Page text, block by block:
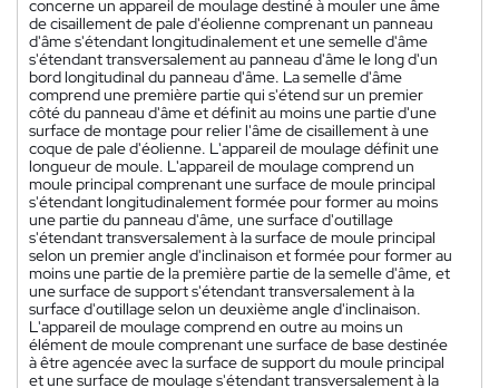
concerne un appareil de moulage destiné à mouler une âme
de cisaillement de pale d'éolienne comprenant un panneau
d'âme s'étendant longitudinalement et une semelle d'âme
s'étendant transversalement au panneau d'âme le long d'un
bord longitudinal du panneau d'âme. La semelle d'âme
comprend une première partie qui s'étend sur un premier
côté du panneau d'âme et définit au moins une partie d'une
surface de montage pour relier l'âme de cisaillement à une
coque de pale d'éolienne. L'appareil de moulage définit une
longueur de moule. L'appareil de moulage comprend un
moule principal comprenant une surface de moule principal
s'étendant longitudinalement formée pour former au moins
une partie du panneau d'âme, une surface d'outillage
s'étendant transversalement à la surface de moule principal
selon un premier angle d'inclinaison et formée pour former au
moins une partie de la première partie de la semelle d'âme, et
une surface de support s'étendant transversalement à la
surface d'outillage selon un deuxième angle d'inclinaison.
L'appareil de moulage comprend en outre au moins un
élément de moule comprenant une surface de base destinée
à être agencée avec la surface de support du moule principal
et une surface de moulage s'étendant transversalement à la